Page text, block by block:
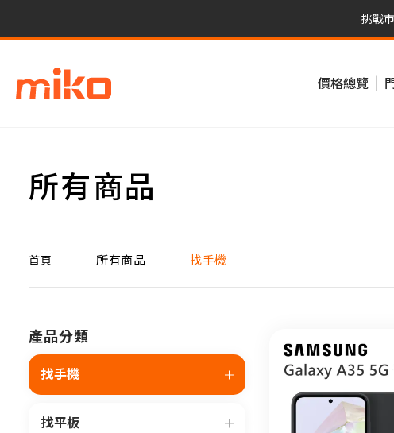
挑戰
挑
價格總覽
所有商品
首頁 所有商品 找手機
產品分類
找手機
找平板